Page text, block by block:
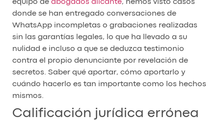
equipo de abogados alicante, hemos visto casos
donde se han entregado conversaciones de
WhatsApp incompletas o grabaciones realizadas
sin las garantías legales, lo que ha llevado a su
nulidad e incluso a que se deduzca testimonio
contra el propio denunciante por revelación de
secretos. Saber qué aportar, cómo aportarlo y
cuándo hacerlo es tan importante como los hechos
mismos.
Calificación jurídica errónea